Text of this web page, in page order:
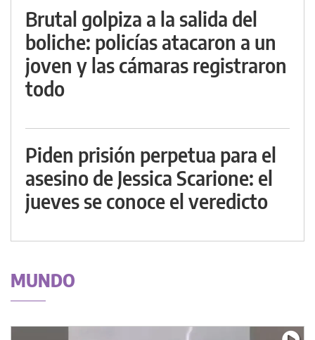
Brutal golpiza a la salida del
boliche: policías atacaron a un
joven y las cámaras registraron
todo
Piden prisión perpetua para el
asesino de Jessica Scarione: el
jueves se conoce el veredicto
MUNDO